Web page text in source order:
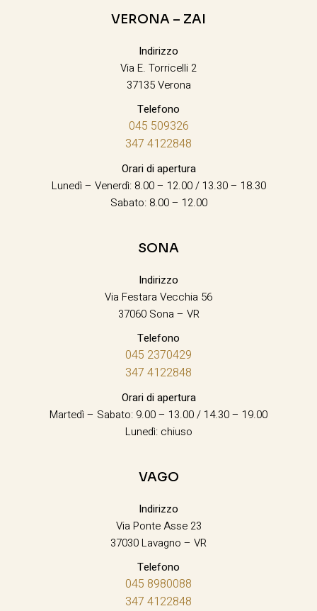
VERONA – ZAI
Indirizzo
Via E. Torricelli 2
37135 Verona
Telefono
045 509326
347 4122848
Orari di apertura
Lunedì – Venerdì: 8.00 – 12.00 / 13.30 – 18.30
Sabato: 8.00 – 12.00
SONA
Indirizzo
Via Festara Vecchia 56
37060 Sona – VR
Telefono
045 2370429
347 4122848
Orari di apertura
Martedì – Sabato: 9.00 – 13.00 / 14.30 – 19.00
Lunedì: chiuso
VAGO
Indirizzo
Via Ponte Asse 23
37030 Lavagno – VR
Telefono
045 8980088
347 4122848